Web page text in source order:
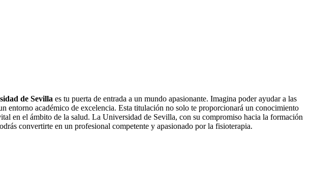
de Sevilla es tu puerta de entrada a un mundo apasionante. Imagina poder ayudar a las
entorno académico de excelencia. Esta titulación no solo te proporcionará un conocimiento
en el ámbito de la salud. La Universidad de Sevilla, con su compromiso hacia la formación
convertirte en un profesional competente y apasionado por la fisioterapia.